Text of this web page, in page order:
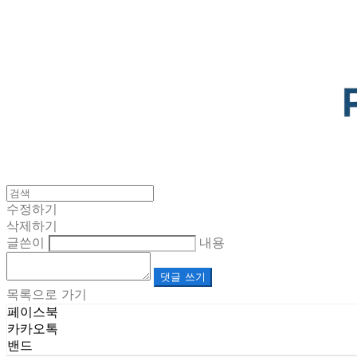
수정하기
삭제하기
글쓴이
내용
댓글 쓰기
목록으로 가기
페이스북
카카오톡
밴드